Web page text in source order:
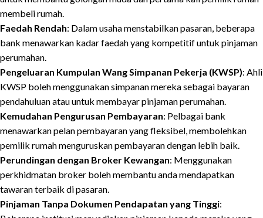
membeli rumah.
Faedah Rendah: Dalam usaha menstabilkan pasaran, beberapa
bank menawarkan kadar faedah yang kompetitif untuk pinjaman
perumahan.
Pengeluaran Kumpulan Wang Simpanan Pekerja (KWSP): Ahli
KWSP boleh menggunakan simpanan mereka sebagai bayaran
pendahuluan atau untuk membayar pinjaman perumahan.
Kemudahan Pengurusan Pembayaran: Pelbagai bank
menawarkan pelan pembayaran yang fleksibel, membolehkan
pemilik rumah menguruskan pembayaran dengan lebih baik.
Perundingan dengan Broker Kewangan: Menggunakan
perkhidmatan broker boleh membantu anda mendapatkan
tawaran terbaik di pasaran.
Pinjaman Tanpa Dokumen Pendapatan yang Tinggi: